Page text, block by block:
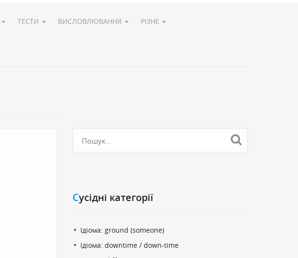
ТЕСТИ ВИСЛОВЛЮВАННЯ РІЗНЕ
Cусідні категорії
Ідіома: ground (someone)
Ідіома: downtime / down-time